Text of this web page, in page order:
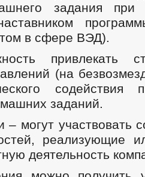
задания при
в сфере ВЭД).
привлекать
(на
содействия
заданий.
– могут участвовать
реализующие
деятельность